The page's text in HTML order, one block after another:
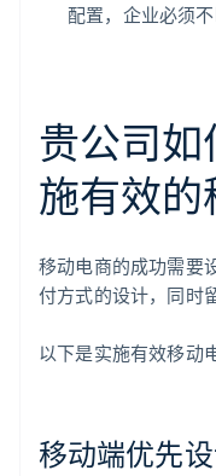
配置，企业必须
贵公司如
施有效的
移动电商的成功需要
付方式的设计，同时
以下是实施有效移动
移动端优先